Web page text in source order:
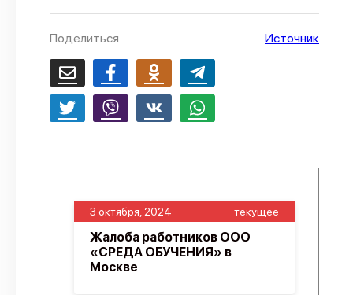
Поделиться Источник
3 октября, 2024 текущее
Жалоба работников ООО
«СРЕДА ОБУЧЕНИЯ» в
Москве